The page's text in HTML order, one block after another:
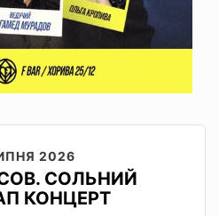
2026
СОЛЬНИЙ
КОНЦЕРТ